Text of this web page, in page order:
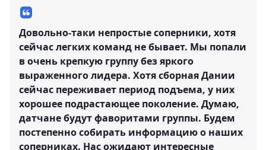
Довольно-таки непростые соперники, хотя
сейчас легких команд не бывает. Мы попали
в очень крепкую группу без яркого
выраженного лидера. Хотя сборная Дании
сейчас переживает период подъема, у них
хорошее подрастающее поколение. Думаю,
датчане будут фаворитами группы. Будем
постепенно собирать информацию о наших
соперниках. Нас ожидают интересные